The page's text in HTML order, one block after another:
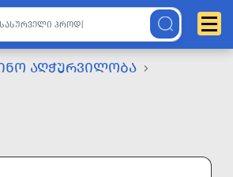
ᲐᲦᲭᲣᲠᲕᲘᲚᲝᲑᲐ